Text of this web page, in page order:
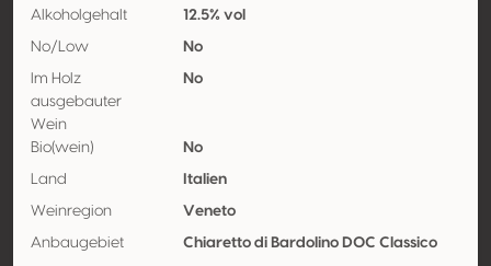
Alkoholgehalt 12.5% vol
No/Low No
Im Holz
ausgebauter
Wein
No
Bio(wein) No
Land Italien
Weinregion Veneto
Anbaugebiet Chiaretto di Bardolino DOC Classico